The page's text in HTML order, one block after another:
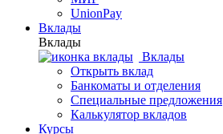
UnionPay
Вклады
Вклады
Вклады
Открыть вклад
Банкоматы и отделения
Специальные предложения
Калькулятор вкладов
Курсы